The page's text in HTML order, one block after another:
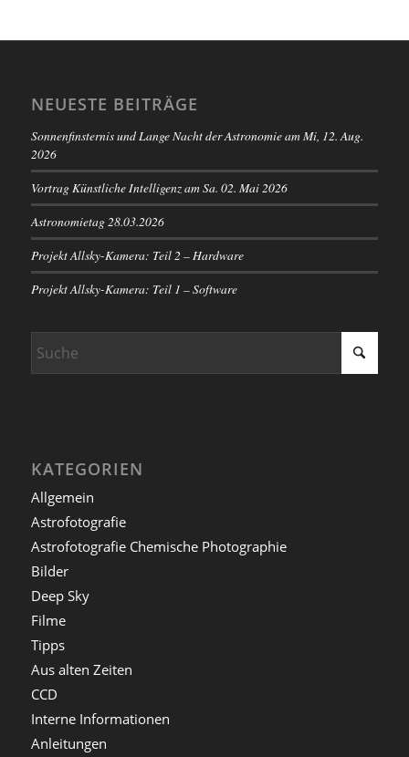
NEUESTE BEITRÄGE
Sonnenfinsternis und Lange Nacht der Astronomie am Mi, 12. Aug.
2026
Vortrag Künstliche Intelligenz am Sa. 02. Mai 2026
Astronomietag 28.03.2026
Projekt Allsky-Kamera: Teil 2 – Hardware
Projekt Allsky-Kamera: Teil 1 – Software
KATEGORIEN
Allgemein
Astrofotografie
Astrofotografie Chemische Photographie
Bilder
Deep Sky
Filme
Tipps
Aus alten Zeiten
CCD
Interne Informationen
Anleitungen